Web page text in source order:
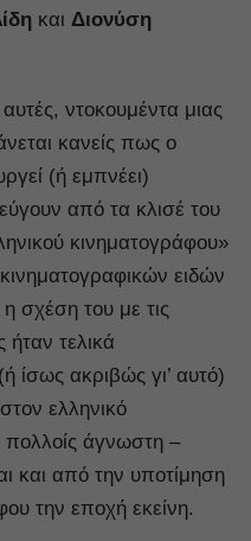
και Διονύση
ντοκουμέντα μιας
κανείς πως ο
(ή εμπνέει)
από τα κλισέ του
κινηματογράφου»
ειδών
σχέση του με τις
ήταν τελικά
ίσως ακριβώς γι’ αυτό)
ελληνικό
πολλοίς άγνωστη –
και από την υποτίμηση
την εποχή εκείνη.